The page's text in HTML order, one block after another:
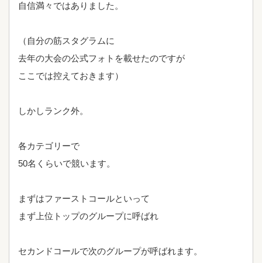
自信満々ではありました。
（自分の筋スタグラムに
去年の大会の公式フォトを載せたのですが
ここでは控えておきます）
しかしランク外。
各カテゴリーで
50名くらいで競います。
まずはファーストコールといって
まず上位トップのグループに呼ばれ
セカンドコールで次のグループが呼ばれます。